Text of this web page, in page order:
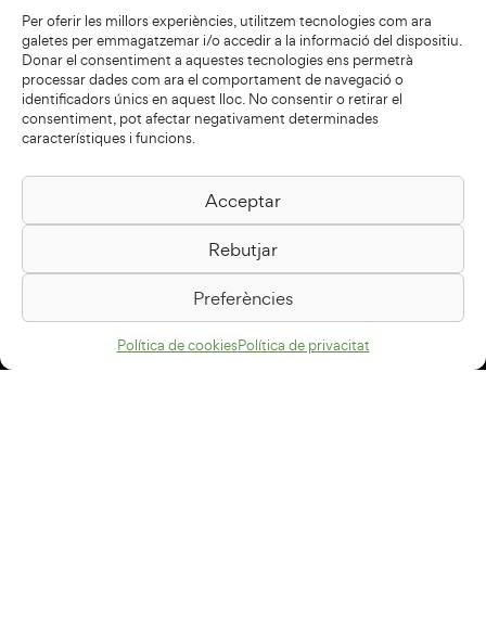
Per oferir les millors experiències, utilitzem tecnologies com ara
galetes per emmagatzemar i/o accedir a la informació del dispositiu.
Donar el consentiment a aquestes tecnologies ens permetrà
processar dades com ara el comportament de navegació o
identificadors únics en aquest lloc. No consentir o retirar el
consentiment, pot afectar negativament determinades
característiques i funcions.
Acceptar
Rebutjar
Preferències
Política de cookiesPolítica de privacitat
Biblioteca Pilarin Bayés
Passeig de la Generalitat, 1
08500 Vic